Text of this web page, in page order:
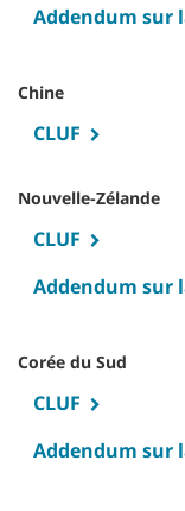
Addendum sur
Chine
CLUF
Nouvelle-Zélande
CLUF
Addendum sur
Corée du Sud
CLUF
Addendum sur